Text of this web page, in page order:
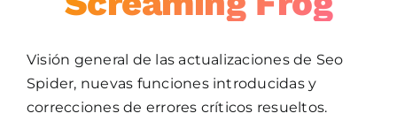
Visión general de las actualizaciones de Seo
Spider, nuevas funciones introducidas y
correcciones de errores críticos resueltos.